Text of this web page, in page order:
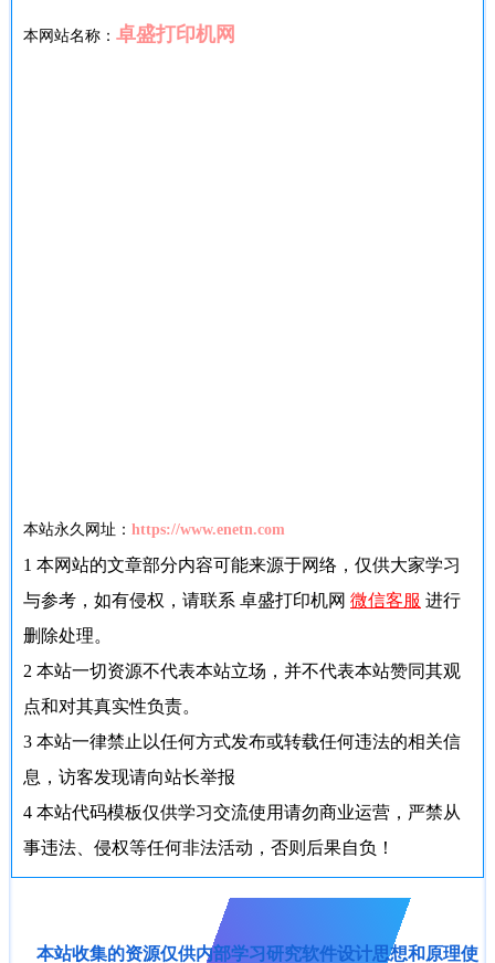
本网站名称： 卓盛打印机网
本站永久网址： https://www.enetn.com
1 本网站的文章部分内容可能来源于网络，仅供大家学习
与参考，如有侵权，请联系 卓盛打印机网 微信客服 进行
删除处理。
2 本站一切资源不代表本站立场，并不代表本站赞同其观
点和对其真实性负责。
3 本站一律禁止以任何方式发布或转载任何违法的相关信
息，访客发现请向站长举报
4 本站代码模板仅供学习交流使用请勿商业运营，严禁从
事违法、侵权等任何非法活动，否则后果自负！
本站收集的资源仅供内部学习研究软件设计思想和原理使